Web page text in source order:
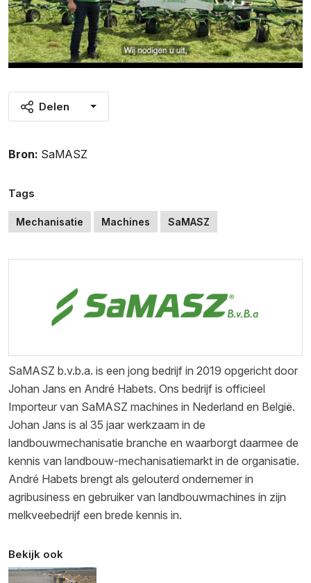
Delen
Bron: SaMASZ
Tags
Mechanisatie Machines SaMASZ
SaMASZ b.v.b.a. is een jong bedrijf in 2019 opgericht door
Johan Jans en André Habets. Ons bedrijf is officieel
Importeur van SaMASZ machines in Nederland en België.
Johan Jans is al 35 jaar werkzaam in de
landbouwmechanisatie branche en waarborgt daarmee de
kennis van landbouw-mechanisatiemarkt in de organisatie.
André Habets brengt als gelouterd ondernemer in
agribusiness en gebruiker van landbouwmachines in zijn
melkveebedrijf een brede kennis in.
Bekijk ook